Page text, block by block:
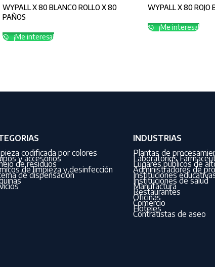
WYPALL X 80 BLANCO ROLLO X 80
PAÑOS
¡Me interesa!
WYPALL X 80 ROJO
¡Me interesa!
codificada por colores
y accesorios
de residuos
de limpieza y desinfección
de dispensación
INDUSTRIAS
Plantas de
Laboratorios
Lugares públicos de
Administradores de
Instituciones
Instituciones de salud
Manufactura
Restaurantes
Oficinas
Comercio
Hoteles
Contratistas de aseo